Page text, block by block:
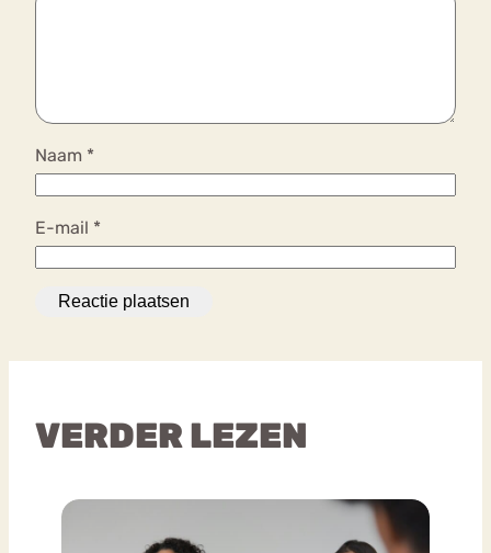
Naam *
E-mail *
VERDER LEZEN